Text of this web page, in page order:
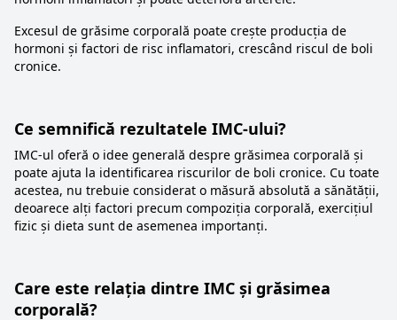
Excesul de grăsime corporală poate crește producția de
hormoni și factori de risc inflamatori, crescând riscul de boli
cronice.
Ce semnifică rezultatele IMC-ului?
IMC-ul oferă o idee generală despre grăsimea corporală și
poate ajuta la identificarea riscurilor de boli cronice. Cu toate
acestea, nu trebuie considerat o măsură absolută a sănătății,
deoarece alți factori precum compoziția corporală, exercițiul
fizic și dieta sunt de asemenea importanți.
Care este relația dintre IMC și grăsimea
corporală?